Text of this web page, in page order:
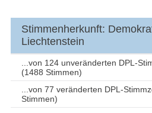
Stimmenherkunft:
Liechtenstein
...von 124 unveränderten DPL-
(1488 Stimmen)
...von 77 veränderten DPL-
Stimmen)